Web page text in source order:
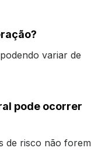
variar de
pode ocorrer
de risco não forem